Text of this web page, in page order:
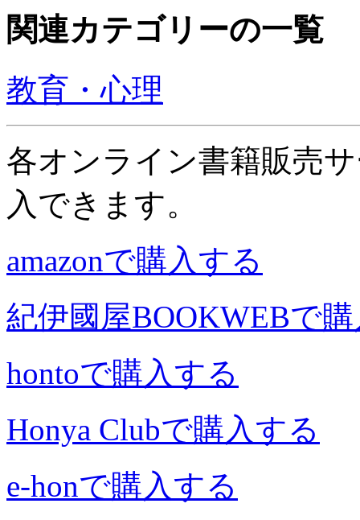
関連カテゴリーの一覧
教育・心理
各オンライン書籍販売
入できます。
amazonで購入する
紀伊國屋BOOKWEBで
hontoで購入する
Honya Clubで購入する
e-honで購入する